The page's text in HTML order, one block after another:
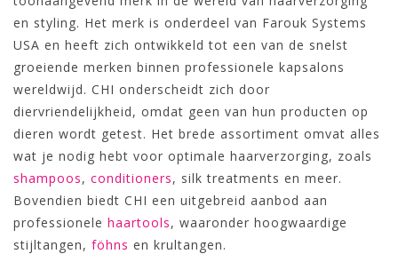
en styling. Het merk is onderdeel van Farouk Systems
USA en heeft zich ontwikkeld tot een van de snelst
groeiende merken binnen professionele kapsalons
wereldwijd. CHI onderscheidt zich door
diervriendelijkheid, omdat geen van hun producten op
dieren wordt getest. Het brede assortiment omvat alles
wat je nodig hebt voor optimale haarverzorging, zoals
shampoos, conditioners, silk treatments en meer.
Bovendien biedt CHI een uitgebreid aanbod aan
professionele haartools, waaronder hoogwaardige
stijltangen, föhns en krultangen.